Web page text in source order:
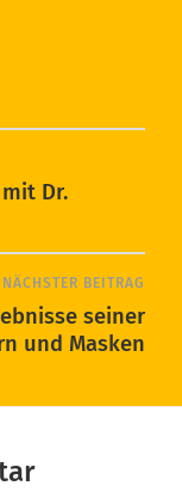
Dr.
NÄCHSTER BEITRAG
seiner
und Masken